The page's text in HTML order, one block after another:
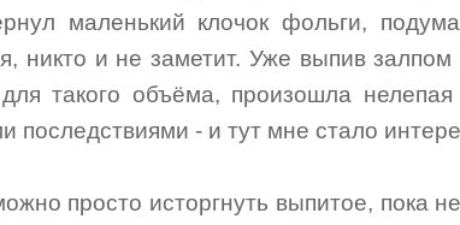
маленький клочок фольги,
никто и не заметит. Уже выпив залпом
такого объёма, произошла
последствиями - и тут мне стало
просто исторгнуть выпитое, пока